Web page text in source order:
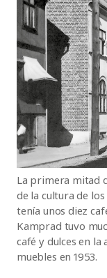
La primera mitad
de la cultura de
tenía unos diez
Kamprad tuvo
café y dulces en
muebles en 1953.